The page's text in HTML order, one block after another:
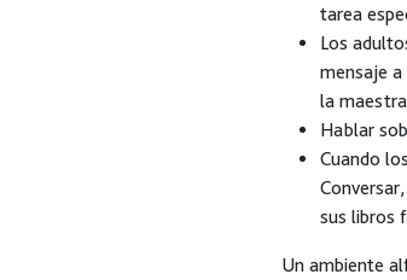
tarea
Los
mensaje
la
Hablar
Cuando
sus libros
Un ambiente